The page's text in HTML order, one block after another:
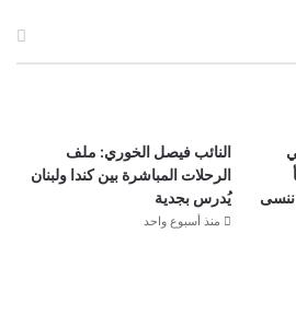
ننسى
النائب فيصل الخوري: ملف
الرحلات المباشرة بين كندا ولبنان
يُدرس بجدية
منذ أسبوع واحد